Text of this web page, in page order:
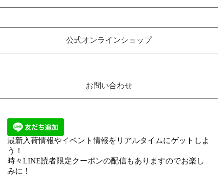
公式オンラインショップ
お問い合わせ